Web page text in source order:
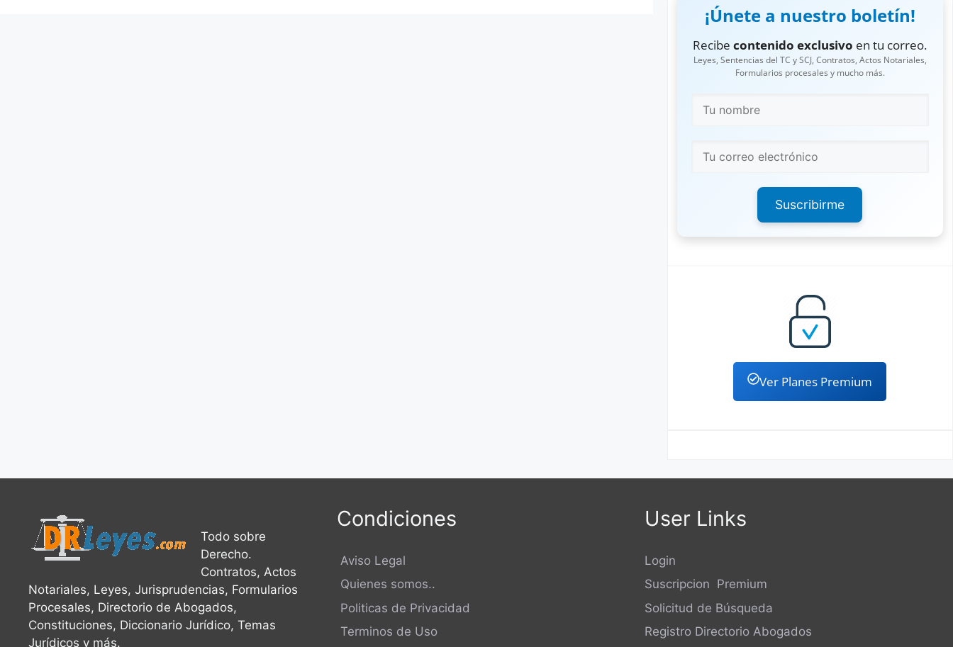
¡Únete a nuestro boletín!
Recibecontenido exclusivo en tu correo.
Leyes, Sentencias del TC y SCJ, Contratos, Actos Notariales,
Formularios procesales y mucho más.
Suscribirme
Ver Planes Premium
Todo sobre
Derecho.
Contratos, Actos
Notariales, Leyes, Jurisprudencias, Formularios
Procesales, Directorio de Abogados,
Constituciones, Diccionario Jurídico, Temas
Jurídicos y más.
Condiciones
Aviso Legal
Quienes somos..
Politicas de Privacidad
Terminos de Uso
User Links
Login
Suscripcion Premium
Solicitud de Búsqueda
Registro Directorio Abogados